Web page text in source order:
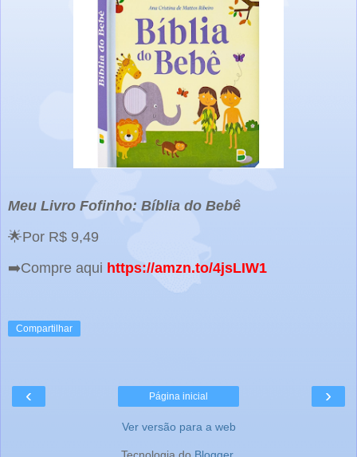
Meu Livro Fofinho: Bíblia do Bebê
🌟Por R$ 9,49
➡️Compre aqui https://amzn.to/4jsLIW1
Compartilhar
‹ ›
Página inicial
Ver versão para a web